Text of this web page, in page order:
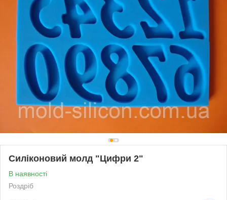
Силіконовий молд "Цифри 2"
В наявності
Роздріб